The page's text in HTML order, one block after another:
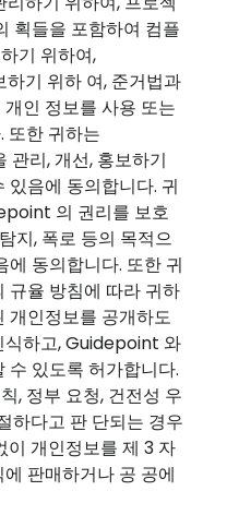
획들을 포함하여 컴플
기 위하여,
기 위하 여, 준거법과
인 정보를 사용 또는
또한 귀하는
리, 개선, 홍보하기
있음에 동의합니다. 귀
의 권리를 보호
지, 폭로 등의 목적으
에 동의합니다. 또한 귀
규율 방침에 따라 귀하
개인정보를 공개하도
식하고, Guidepoint 와
수 있도록 허가합니다.
, 정부 요청, 건전성 우
하다고 판 단되는 경우
이 개인정보를 제 3 자
판매하거나 공 공에